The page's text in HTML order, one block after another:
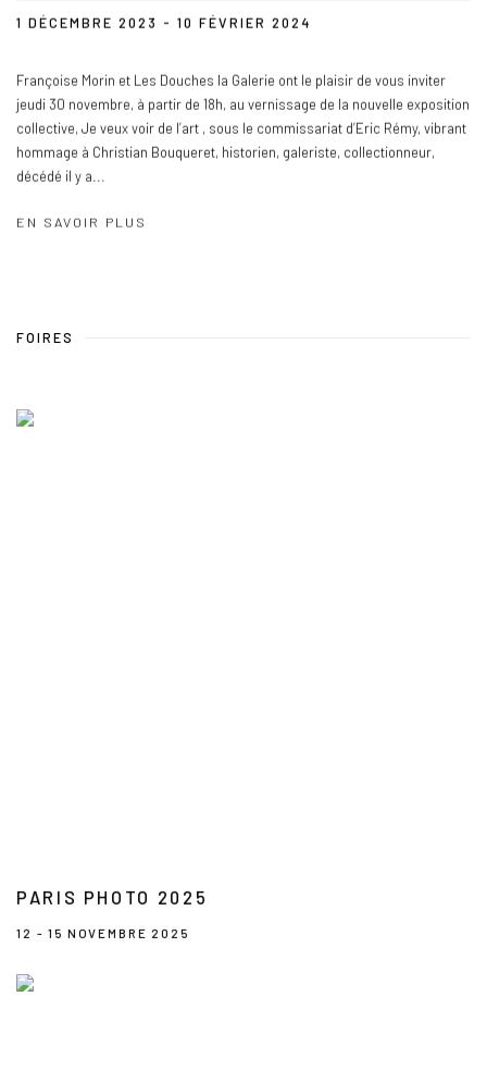
1 DÉCEMBRE 2023 - 10 FÉVRIER 2024
Françoise Morin et Les Douches la Galerie ont le plaisir de vous inviter
jeudi 30 novembre, à partir de 18h, au vernissage de la nouvelle exposition
collective, Je veux voir de l’art , sous le commissariat d’Eric Rémy, vibrant
hommage à Christian Bouqueret, historien, galeriste, collectionneur,
décédé il y a...
EN SAVOIR PLUS
FOIRES
PARIS PHOTO 2025
12 - 15 NOVEMBRE 2025